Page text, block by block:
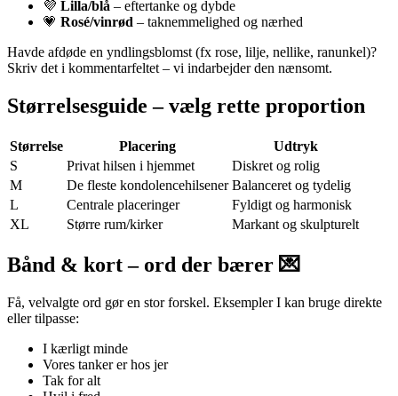
💜 Lilla/blå – eftertanke og dybde
💗 Rosé/vinrød – taknemmelighed og nærhed
Havde afdøde en yndlingsblomst (fx rose, lilje, nellike, ranunkel)?
Skriv det i kommentarfeltet – vi indarbejder den nænsomt.
Størrelsesguide – vælg rette proportion
Størrelse Placering
Udtryk
S
Privat hilsen i hjemmet
Diskret og rolig
M
De fleste kondolencehilsener Balanceret og tydelig
L
Centrale placeringer
Fyldigt og harmonisk
XL
Større rum/kirker Markant og skulpturelt
Bånd & kort – ord der bærer 💌
Få, velvalgte ord gør en stor forskel. Eksempler I kan bruge direkte
eller tilpasse:
I kærligt minde
Vores tanker er hos jer
Tak for alt